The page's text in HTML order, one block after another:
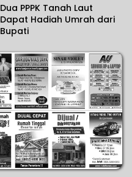
Dua PPPK Tanah Laut
Dapat Hadiah Umrah dari
Bupati